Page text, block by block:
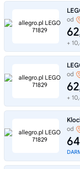
od
+
od
+
od